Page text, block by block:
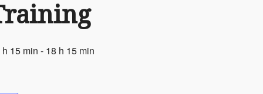
15 min - 18 h 15 min